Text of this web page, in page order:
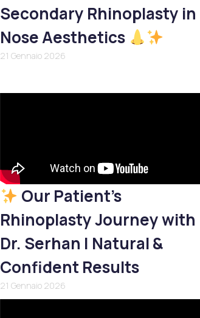
Secondary Rhinoplasty in
Nose Aesthetics
21 Gennaio 2026
Our Patient’s
Rhinoplasty Journey with
Dr. Serhan | Natural &
Confident Results
21 Gennaio 2026